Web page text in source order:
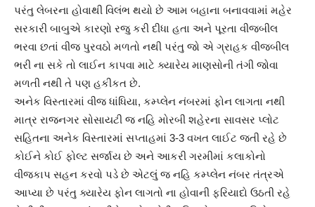
પરંતુ લેબરના હોવાથી વિલંભ થયો છે આમ બહાના બનાવવામાં મહેર
સરકારી બાબુએ કારણો રજુ કરી દીધા હતા અને પૂરતા વીજબીલ
ભરવા છતાં વીજ પુરવઠો મળતો નથી પરંતુ જો એ ગ્રાહક વીજબીલ
ભરી ના સકે તો લાઈન કાપવા માટે ક્યારેય માણસોની તંગી જોવા
મળતી નથી તે પણ હકીકત છે.
અનેક વિસ્તારમાં વીજ ધાંધિયા, કમ્પ્લેન નંબરમાં ફોન લાગતા નથી
માત્ર રાજનગર સોસાયટી જ નહિ મોરબી શહેરના સાવસર પ્લોટ
સહિતના અનેક વિસ્તારમાં સપ્તાહમાં 3-3 વખત લાઈટ જતી રહે છે
કોઈને કોઈ ફોલ્ટ સર્જાય છે અને આકરી ગરમીમાં કલાકોનો
વીજકાપ સહન કરવો પડે છે એટલું જ નહિ કમ્પ્લેન નંબર તંત્રએ
આપ્યા છે પરંતુ ક્યારેય ફોન લાગતો ના હોવાની ફરિયાદો ઉઠતી રહે